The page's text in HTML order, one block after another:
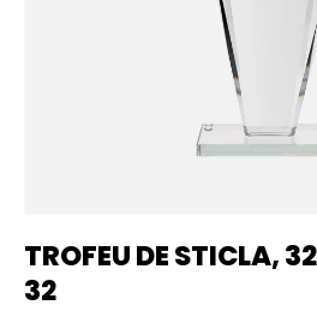
TROFEU DE STICLA,
32